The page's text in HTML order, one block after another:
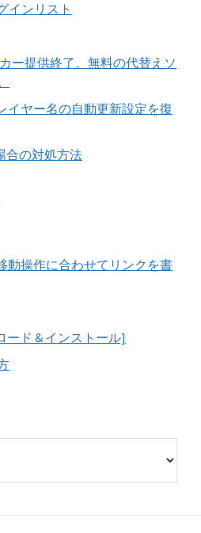
インリスト
ー提供終了。無料の代替えソ
イヤー名の自動更新設定を復
合の対処方法
動操作に合わせてリンクを書
ード & インストール]